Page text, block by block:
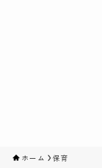
ホーム 保育